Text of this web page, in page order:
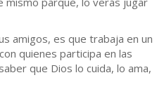
amigos, es que trabaja en un
quienes participa en las
que Dios lo cuida, lo ama,